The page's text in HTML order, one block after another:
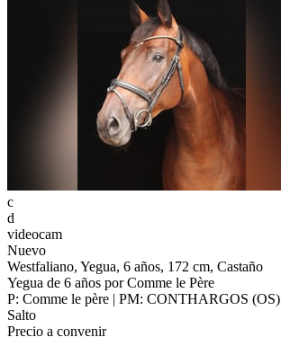
c
d
videocam
Nuevo
Westfaliano, Yegua, 6 años, 172 cm, Castaño
Yegua de 6 años por Comme le Père
P: Comme le père | PM: CONTHARGOS (OS)
Salto
Precio a convenir